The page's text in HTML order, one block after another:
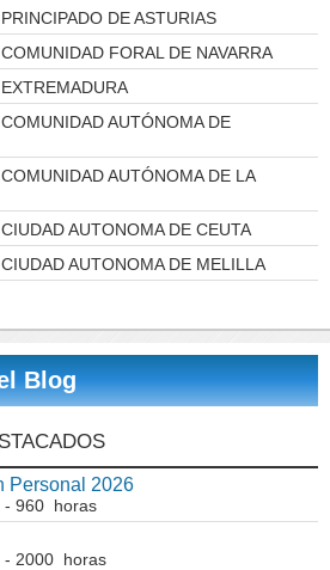
PRINCIPADO DE ASTURIAS
COMUNIDAD FORAL DE NAVARRA
EXTREMADURA
COMUNIDAD AUTÓNOMA DE
COMUNIDAD AUTÓNOMA DE LA
CIUDAD AUTONOMA DE CEUTA
CIUDAD AUTONOMA DE MELILLA
Blog
Personal 2026
- 960 horas
- 2000 horas